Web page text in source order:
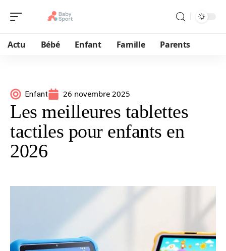
Actu Bébé Enfant Famille Parents
Enfant 26 novembre 2025
Les meilleures tablettes
tactiles pour enfants en
2026